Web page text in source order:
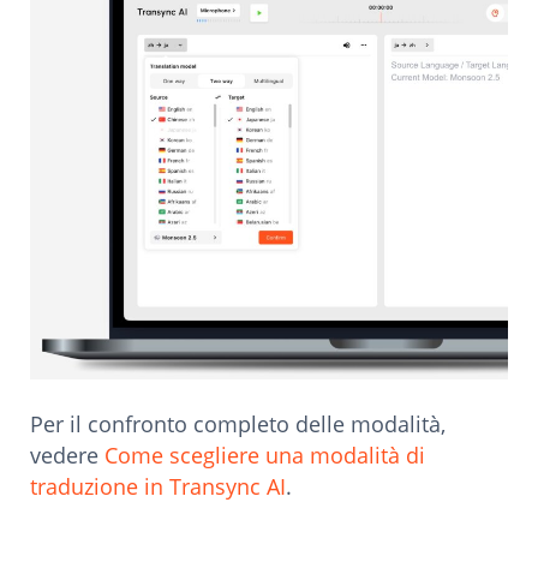
Per il confronto completo delle modalità,
vedere Come scegliere una modalità di
traduzione in Transync AI.